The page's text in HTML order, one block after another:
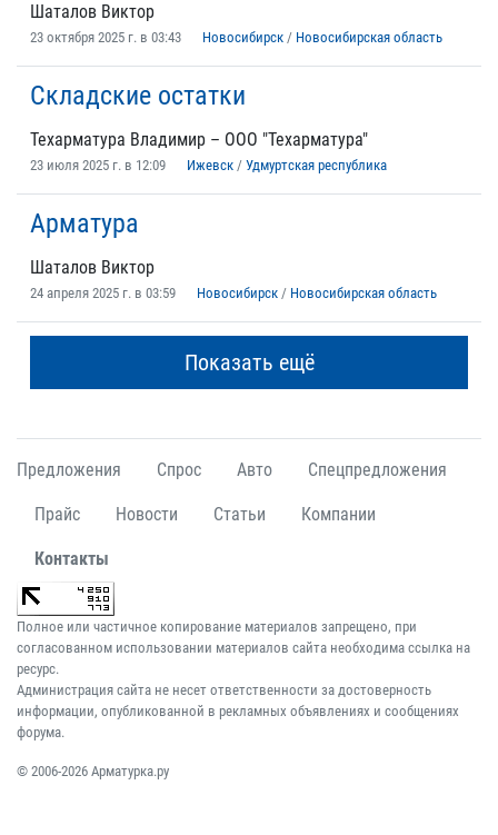
Шаталов Виктор
23 октября 2025 г. в 03:43 Новосибирск / Новосибирская область
Складские остатки
Техарматура Владимир – ООО "Техарматура"
23 июля 2025 г. в 12:09 Ижевск / Удмуртская республика
Арматура
Шаталов Виктор
24 апреля 2025 г. в 03:59 Новосибирск / Новосибирская область
Показать ещё
Предложения Спрос Авто Спецпредложения
Прайс Новости Статьи Компании
Контакты
Полное или частичное копирование материалов запрещено, при
согласованном использовании материалов сайта необходима ссылка на
ресурс.
Администрация сайта не несет ответственности за достоверность
информации, опубликованной в рекламных объявлениях и сообщениях
форума.
© 2006-2026 Арматурка.ру